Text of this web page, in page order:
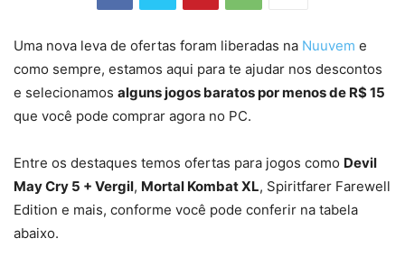
Uma nova leva de ofertas foram liberadas na Nuuvem e
como sempre, estamos aqui para te ajudar nos descontos
e selecionamos alguns jogos baratos por menos de R$ 15
que você pode comprar agora no PC.
Entre os destaques temos ofertas para jogos como Devil
May Cry 5 + Vergil, Mortal Kombat XL, Spiritfarer Farewell
Edition e mais, conforme você pode conferir na tabela
abaixo.